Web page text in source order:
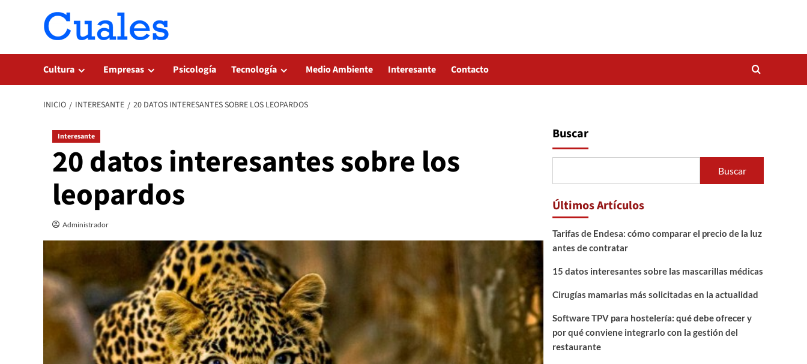
Cultura Empresas Psicología Tecnología Medio Ambiente Interesante Contacto
INICIO INTERESANTE 20 DATOS INTERESANTES SOBRE LOS LEOPARDOS
Interesante
20 datos interesantes sobre los
leopardos
Administrador
Buscar
Buscar
Últimos Artículos
Tarifas de Endesa: cómo comparar el precio de la luz
antes de contratar
15 datos interesantes sobre las mascarillas médicas
Cirugías mamarias más solicitadas en la actualidad
Software TPV para hostelería: qué debe ofrecer y
por qué conviene integrarlo con la gestión del
restaurante